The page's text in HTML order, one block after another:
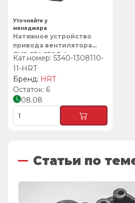
Натяжное устройство
привода вентилятора
ЯМЗ-534,536 Е-4
усиленное, HRT
5340-1308110-
11-HRT
HRT
6
08.08
Уточняйте у
менеджера
Статьи по